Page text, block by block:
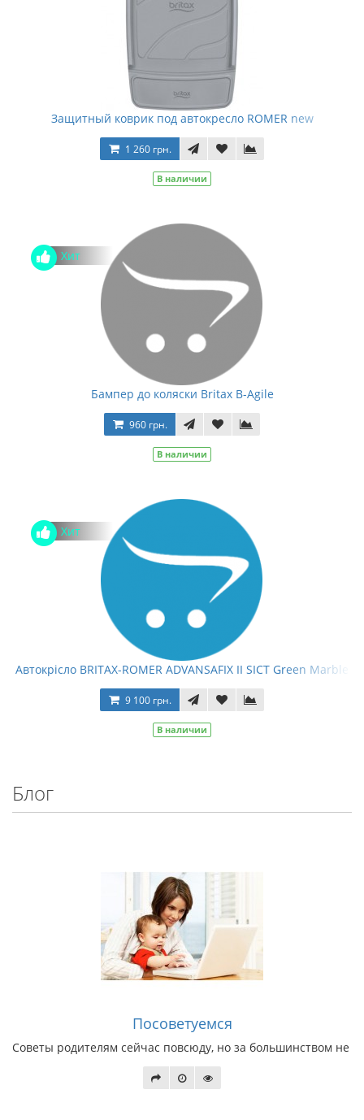
Защитный коврик под автокресло ROMER new
1 260 грн.
В наличии
Хит
Бампер до коляски Britax B-Agile
960 грн.
В наличии
Хит
Автокрісло BRITAX-ROMER ADVANSAFIX II SICT Green Marble
9 100 грн.
В наличии
Блог
Посоветуемся
Советы родителям сейчас повсюду, но за большинством не